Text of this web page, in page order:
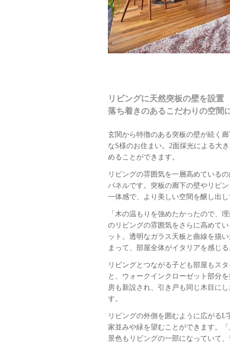
リビングに天然突板の壁を設置
落ち着きのあるこだわりの空間
玄関から特徴のある突板の壁が続く
なS様のお住まい。2面採光による大
めることができます。
リビングの雰囲気を一層高めている
パネルです。突板の廊下の壁やリビ
一体感で、より美しい空間を醸し出し
「木の温もりを強めたかったので、
のリビングの雰囲気をさらに高めて
ット。透明なガラス天板と曲線を描
まって、部屋全体がイタリアを感じ
リビングとつながる子ども部屋もス
と、ウォークインクローゼット部分
房も新設され、引き戸も同じ木目に
す。
リビングの外側を囲むように広がるL
家並みや緑を望むことができます。
景色もリビングの一部になっていて